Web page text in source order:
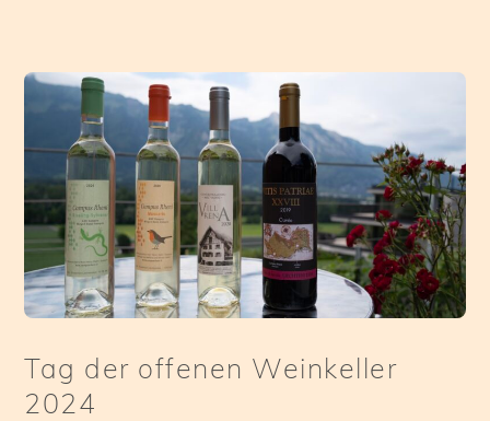
Tag der offenen Weinkeller
2024